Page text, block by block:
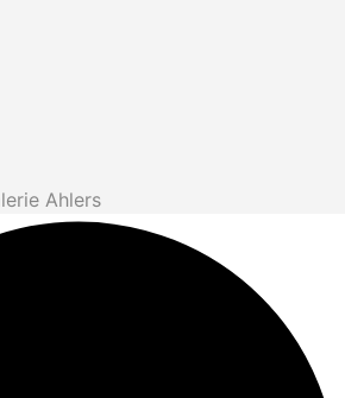
Ahlers